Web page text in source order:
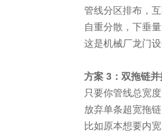
管线分区排布，
自重分散，下垂
这是机械厂龙门
方案 3：双拖链
只要你管线总宽度
放弃单条超宽拖
比如原本想要内